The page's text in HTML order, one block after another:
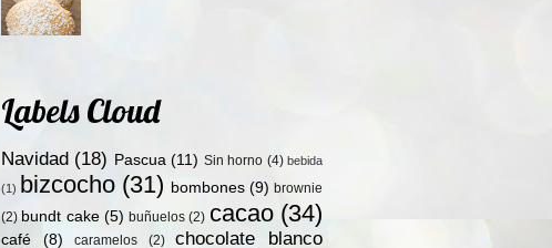
Labels Cloud
Navidad (18) Pascua (11) Sin horno (4) bebida
(1) bizcocho (31) bombones (9) brownie
(2) bundt cake (5) buñuelos (2) cacao (34)
café (8) caramelos (2)
chocolate blanco